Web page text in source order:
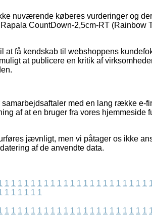
nuværende køberes vurderinger og
CountDown-2,5cm-RT (Rainbow
at få kendskab til webshoppens
at publicere en kritik af
med en lang række e-
af at en bruger fra vores hjemmeside
jævnligt, men vi påtager os ikke
af de anvendte data.
1 1 1 1 1 1 1 1 1 1 1 1 1 1 1 1 1 1 1 1 1 1
1 1 1 1 1 1
1 1 1 1 1 1 1 1 1 1 1 1 1 1 1 1 1 1 1 1 1 1